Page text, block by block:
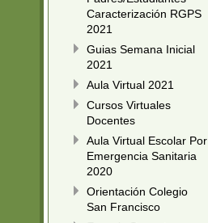
Caracterización RGPS
2021
Guias Semana Inicial
2021
Aula Virtual 2021
Cursos Virtuales
Docentes
Aula Virtual Escolar Por
Emergencia Sanitaria
2020
Orientación Colegio
San Francisco